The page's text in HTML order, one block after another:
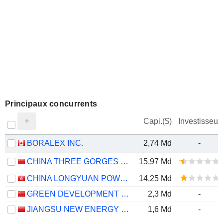
Principaux concurrents
Capi.($) Investisseur
BORALEX INC. 2,74 Md -
CHINA THREE GORGES RENEWABLES (GROUP) CO.,LTD.
15,97 Md
CHINA LONGYUAN POWER GROUP CORPORATION LIMITED
14,25 Md
GREEN DEVELOPMENT ELECTRICITY GROUP OF TIANJIN CO., LTD.
2,3 Md
-
JIANGSU NEW ENERGY DEVELOPMENT CO., LTD.
1,6 Md
-